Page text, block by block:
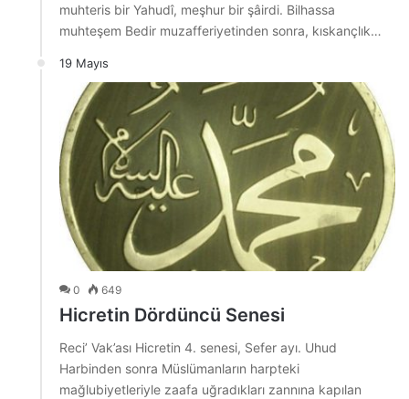
muhteris bir Yahudî, meşhur bir şâirdi. Bilhassa
muhteşem Bedir muzafferiyetinden sonra, kıskançlık…
19 Mayıs
0 649
Hicretin Dördüncü Senesi
Reci’ Vak’ası Hicretin 4. senesi, Sefer ayı. Uhud
Harbinden sonra Müslümanların harpteki
mağlubiyetleriyle zaafa uğradıkları zannına kapılan